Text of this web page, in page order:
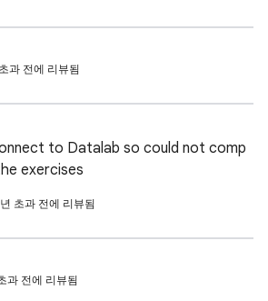
과 전에 리뷰됨
to Datalab so could not comp
exercises
초과 전에 리뷰됨
과 전에 리뷰됨